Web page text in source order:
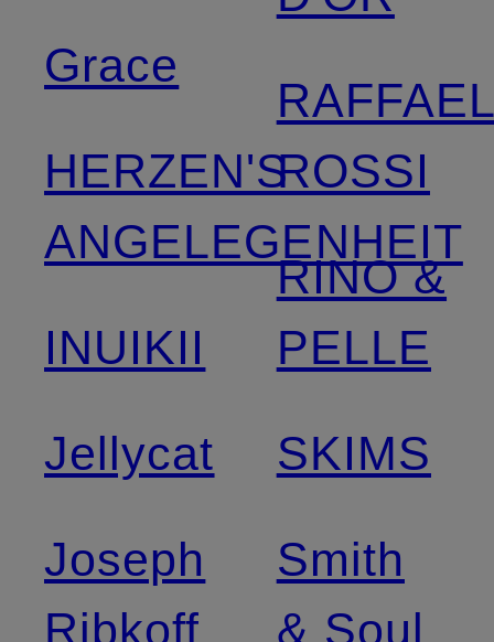
Grace
HERZEN'S
ANGELEGENHEIT
INUIKII
Jellycat
Joseph
Ribkoff
ROSSI
RINO &
PELLE
SKIMS
Smith
& Soul